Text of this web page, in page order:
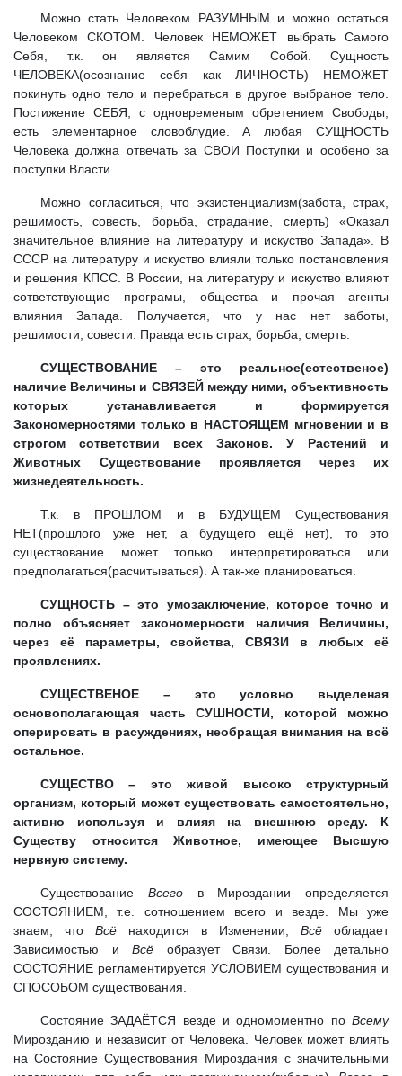
Можно стать Человеком РАЗУМНЫМ и можно остаться
Человеком СКОТОМ. Человек НЕМОЖЕТ выбрать Самого
Себя, т.к. он является Самим Собой. Сущность
ЧЕЛОВЕКА(осознание себя как ЛИЧНОСТЬ) НЕМОЖЕТ
покинуть одно тело и перебраться в другое выбраное тело.
Постижение СЕБЯ, с одновременым обретением Свободы,
есть элементарное словоблудие. А любая СУЩНОСТЬ
Человека должна отвечать за СВОИ Поступки и особено за
поступки Власти.
Можно согласиться, что экзистенциализм(забота, страх,
решимость, совесть, борьба, страдание, смерть) «Оказал
значительное влияние на литературу и искуство Запада». В
СССР на литературу и искуство влияли только постановления
и решения КПСС. В России, на литературу и искуство влияют
сответствующие програмы, общества и прочая агенты
влияния Запада. Получается, что у нас нет заботы,
решимости, совести. Правда есть страх, борьба, смерть.
СУЩЕСТВОВАНИЕ – это реальное(естественое)
наличие Величины и СВЯЗЕЙ между ними, объективность
которых устанавливается и формируется
Закономерностями только в НАСТОЯЩЕМ мгновении и в
строгом сответствии всех Законов. У Растений и
Животных Существование проявляется через их
жизнедеятельность.
Т.к. в ПРОШЛОМ и в БУДУЩЕМ Существования
НЕТ(прошлого уже нет, а будущего ещё нет), то это
существование может только интерпретироваться или
предполагаться(расчитываться). А так-же планироваться.
СУЩНОСТЬ – это умозаключение, которое точно и
полно объясняет закономерности наличия Величины,
через её параметры, свойства, СВЯЗИ в любых её
проявлениях.
СУЩЕСТВЕНОЕ – это условно выделеная
основополагающая часть СУШНОСТИ, которой можно
оперировать в расуждениях, необращая внимания на всё
остальное.
СУЩЕСТВО – это живой высоко структурный
организм, который может существовать самостоятельно,
активно используя и влияя на внешнюю среду. К
Существу относится Животное, имеющее Высшую
нервную систему.
Существование Всего в Мироздании определяется
СОСТОЯНИЕМ, т.е. сотношением всего и везде. Мы уже
знаем, что Всё находится в Изменении, Всё обладает
Зависимостью и Всё образует Связи. Более детально
СОСТОЯНИЕ регламентируется УСЛОВИЕМ существования и
СПОСОБОМ существования.
Состояние ЗАДАЁТСЯ везде и одномоментно по Всему
Мирозданию и независит от Человека. Человек может влиять
на Состояние Существования Мироздания с значительными